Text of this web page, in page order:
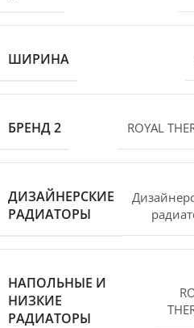
ШИРИНА
БРЕНД 2 ROYAL
ДИЗАЙНЕРСКИЕ
РАДИАТОРЫ
НАПОЛЬНЫЕ И
НИЗКИЕ
РАДИАТОРЫ